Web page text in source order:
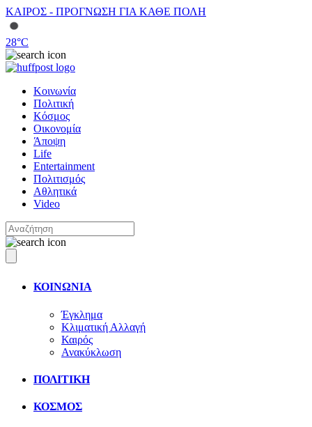
ΚΑΙΡΟΣ - ΠΡΟΓΝΩΣΗ ΓΙΑ ΚΑΘΕ ΠΟΛΗ
28°C
Κοινωνία
Πολιτική
Κόσμος
Οικονομία
Άποψη
Life
Entertainment
Πολιτισμός
Αθλητικά
Video
ΚΟΙΝΩΝΙΑ
Έγκλημα
Κλιματική Αλλαγή
Καιρός
Ανακύκλωση
ΠΟΛΙΤΙΚΗ
ΚΟΣΜΟΣ